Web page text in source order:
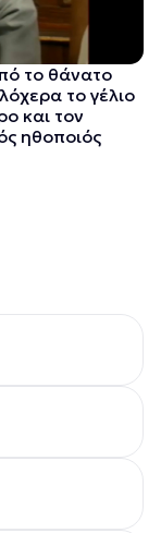
το θάνατο
το γέλιο
και τον
ηθοποιός